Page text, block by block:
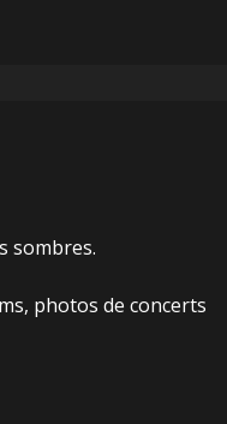
sombres.
photos de concerts